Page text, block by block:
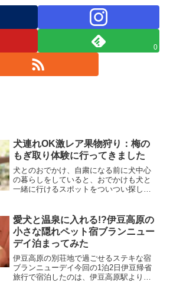
0
犬連れOK激レア果物狩り：梅の
もぎ取り体験に行ってきました
犬とのおでかけ、自粛になる前に犬中心
の暮らしをしていると、おでかけも犬と
一緒に行けるスポットをついつい探しが
やアウトレット、遊園地や動物園に水族
館などなど、犬OKのスポッ...
愛犬と温泉に入れる!?伊豆高原の
小さな隠れペット宿ブランニュー
デイ泊まってみた
伊豆高原の別荘地で過ごせるステキな宿
ブランニューデイ今回の1泊2日伊豆帰省
旅行で宿泊したのは、伊豆高原駅より車